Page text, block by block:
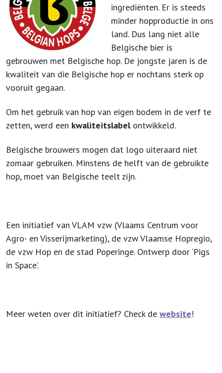
ingrediënten. Er is steeds
minder hopproductie in ons
land. Dus lang niet alle
Belgische bier is
gebrouwen met Belgische hop. De jongste jaren is de
kwaliteit van die Belgische hop er nochtans sterk op
vooruit gegaan.
Om het gebruik van hop van eigen bodem in de verf te
zetten, werd een kwaliteitslabelontwikkeld.
Belgische brouwers mogen dat logo uiteraard niet
zomaar gebruiken. Minstens de helft van de gebruikte
hop, moet van Belgische teelt zijn.
Een initiatief van VLAM vzw (Vlaams Centrum voor
Agro- en Visserijmarketing), de vzw Vlaamse Hopregio,
de vzw Hop en de stad Poperinge. Ontwerp door ‘Pigs
in Space’.
Meer weten over dit initiatief? Check de website!